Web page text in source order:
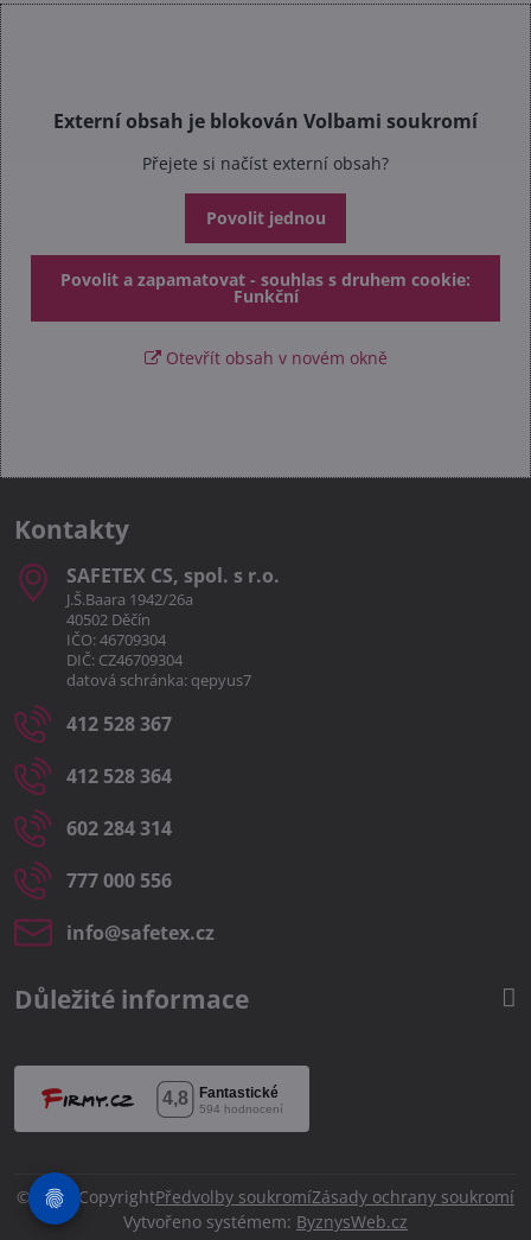
Externí obsah je blokován Volbami soukromí
Přejete si načíst externí obsah?
Povolit jednou
Povolit a zapamatovat - souhlas s druhem cookie:
Funkční
Otevřít obsah v novém okně
Kontakty
SAFETEX CS, spol​. s r​.o​.
J.Š.Baara 1942/26a
40502 Děčín
IČO: 46709304
DIČ: CZ46709304
datová schránka: qepyus7
412 528 367
412 528 364
602 284 314
777 000 556
info​@safetex​.cz
Důležité informace
© 2026 CopyrightPředvolby soukromíZásady ochrany soukromí
Vytvořeno systémem: ByznysWeb.cz